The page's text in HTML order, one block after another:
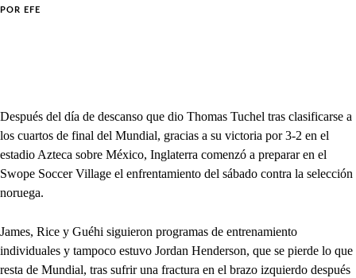
POR EFE
Después del día de descanso que dio Thomas Tuchel tras clasificarse a
los cuartos de final del Mundial, gracias a su victoria por 3-2 en el
estadio Azteca sobre México, Inglaterra comenzó a preparar en el
Swope Soccer Village el enfrentamiento del sábado contra la selección
noruega.
James, Rice y Guéhi siguieron programas de entrenamiento
individuales y tampoco estuvo Jordan Henderson, que se pierde lo que
resta de Mundial, tras sufrir una fractura en el brazo izquierdo después